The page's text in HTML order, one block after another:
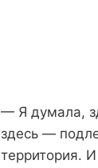
— Я думала,
здесь —
территория.